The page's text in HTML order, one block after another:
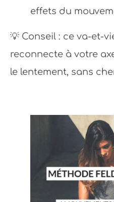
effets du
💡 Conseil : ce va-et-
reconnecte à votre
le lentement, sans